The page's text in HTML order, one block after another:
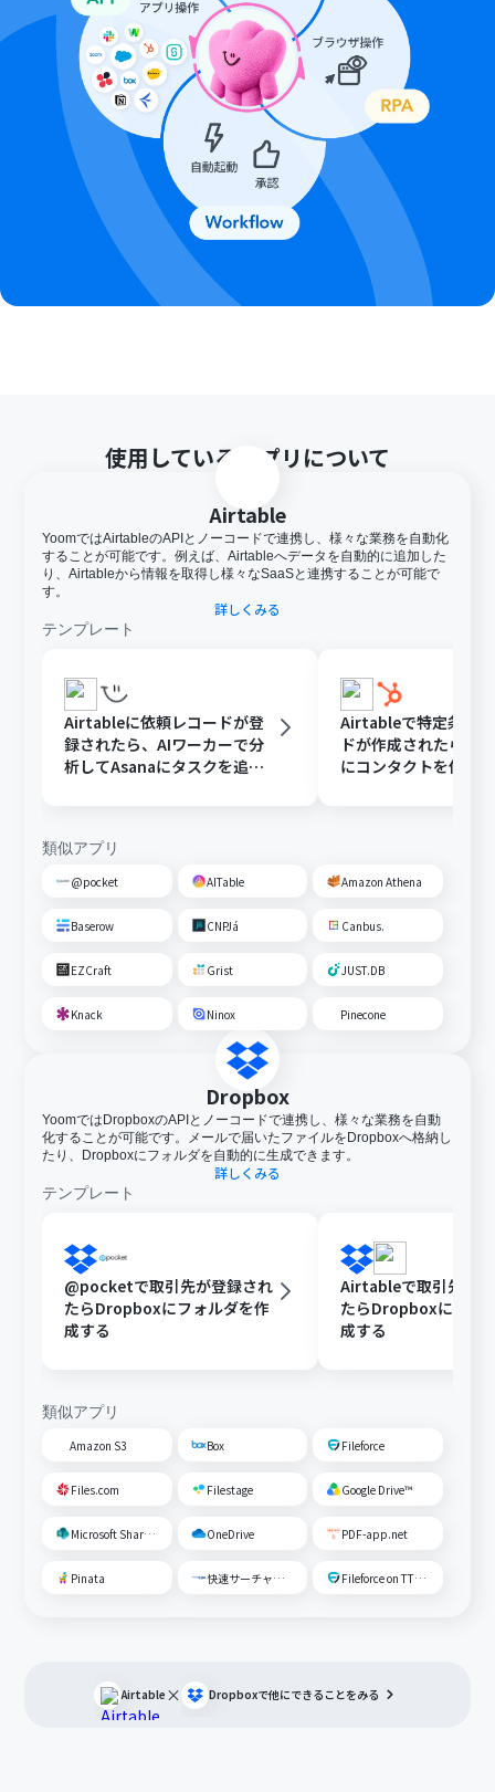
使用しているアプリについて
Airtable
YoomではAirtableのAPIとノーコードで連携し、様々な業務を自動化
することが可能です。例えば、Airtableへデータを自動的に追加した
り、Airtableから情報を取得し様々なSaaSと連携することが可能で
す。
詳しくみる
テンプレート
Airtableに依頼レコードが登
録されたら、AIワーカーで分
析してAsanaにタスクを追加
Airtableで特定条件
ドが作成されたら、
にコンタクトを作成
類似アプリ
@pocket AITable Amazon Athena
Baserow CNPJá Canbus.
EZCraft Grist JUST.DB
Knack Ninox Pinecone
Dropbox
YoomではDropboxのAPIとノーコードで連携し、様々な業務を自動
化することが可能です。メールで届いたファイルをDropboxへ格納し
たり、Dropboxにフォルダを自動的に生成できます。
詳しくみる
テンプレート
@pocketで取引先が登録され
たらDropboxにフォルダを作
成する
Airtableで取引先が
たらDropboxにフォ
成する
類似アプリ
Amazon S3 Box Fileforce
Files.com Filestage Google Drive™
Microsoft SharePoint OneDrive PDF-app.net
Pinata 快速サーチャーGX Fileforce on TTS Cloud
Airtable × Dropboxで他にできることをみる